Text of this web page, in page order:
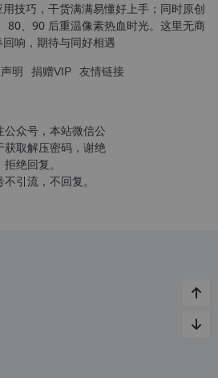
技巧，干货满满易懂好上手；同时原创
80、90 后重温像素热血时光。这里无商
响，期待与同好相遇
明 捐赠VIP 友情链接
公众号，本站微信公
获取解压密码，谢绝
绝回复。
引流，不回复。